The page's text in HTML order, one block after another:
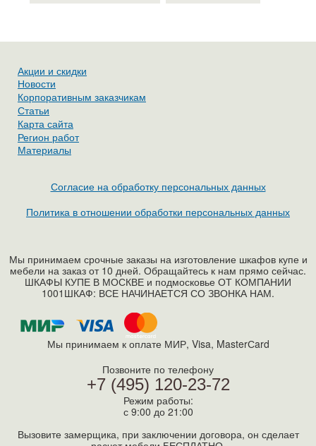
Акции и скидки
Новости
Корпоративным заказчикам
Статьи
Карта сайта
Регион работ
Материалы
Согласие на обработку персональных данных
Политика в отношении обработки персональных данных
Мы принимаем срочные заказы на изготовление шкафов купе и
мебели на заказ от 10 дней. Обращайтесь к нам прямо сейчас.
ШКАФЫ КУПЕ В МОСКВЕ и подмосковье ОТ КОМПАНИИ
1001ШКАФ: ВСЕ НАЧИНАЕТСЯ СО ЗВОНКА НАМ.
Мы принимаем к оплате МИР, Visa, MasterСard
Позвоните по телефону
+7 (495) 120-23-72
Режим работы:
с 9:00 до 21:00
Вызовите замерщика, при заключении договора, он сделает